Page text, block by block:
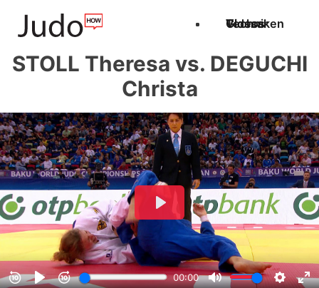
Techniken
Videos
Glossar
STOLL Theresa vs. DEGUCHI
Christa